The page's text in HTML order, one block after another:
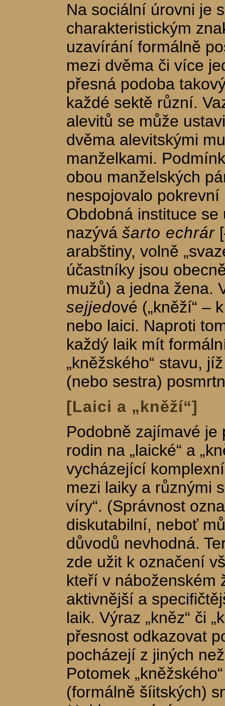
Na sociální úrovni je
charakteristickým
uzavírání formálně
mezi dvěma či více
přesná podoba
každé sektě různí.
alevitů se může
dvěma alevitskými
manželkami.
obou manželských
nespojovalo
Obdobná instituce
nazývá šarto echrár
arabštiny, volně
účastníky jsou
mužů) a jedna žena.
sejjedové („kněží“ –
nebo laici. Naproti
každý laik mít
„kněžského“ stavu,
(nebo sestra)
[Laici a „kněží“]
Podobně zajímavé je
rodin na „laické“ a
vycházející
mezi laiky a různými
víry“. (Správnost
diskutabilní, neboť
důvodů nevhodná.
zde užit k označení
kteří v náboženském
aktivnější a
laik. Výraz „kněz“ či
přesnost odkazovat
pocházejí z jiných
Potomek
(formálně šíitských)